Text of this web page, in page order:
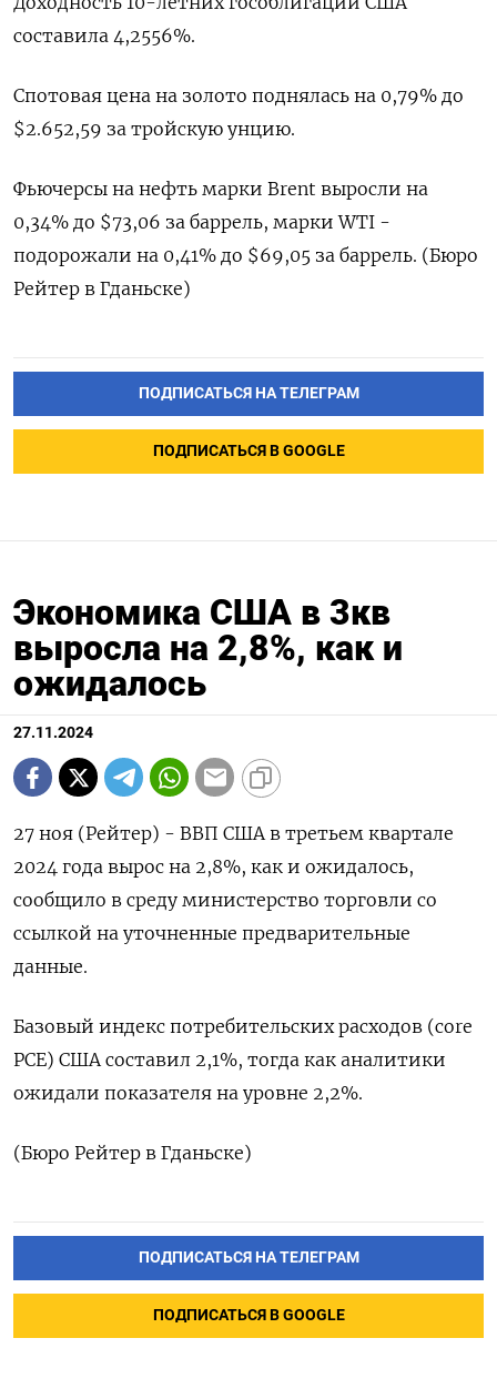
составила 4,2556%.
Спотовая цена на золото поднялась на 0,79% до
$2.652,59 за тройскую унцию.
Фьючерсы на нефть марки Brent выросли на
0,34% до $73,06 за баррель, марки WTI -
подорожали на 0,41% до $69,05 за баррель. (Бюро
Рейтер в Гданьске)
ПОДПИСАТЬСЯ НА ТЕЛЕГРАМ
ПОДПИСАТЬСЯ В GOOGLE
Экономика США в 3кв
выросла на 2,8%, как и
ожидалось
27.11.2024
27 ноя (Рейтер) - ВВП США в третьем квартале
2024 года вырос на 2,8%, как и ожидалось,
сообщило в среду министерство торговли со
ссылкой на уточненные предварительные
данные.
Базовый индекс потребительских расходов (сore
PCE) США составил 2,1%, тогда как аналитики
ожидали показателя на уровне 2,2%.
(Бюро Рейтер в Гданьске)
ПОДПИСАТЬСЯ НА ТЕЛЕГРАМ
ПОДПИСАТЬСЯ В GOOGLE